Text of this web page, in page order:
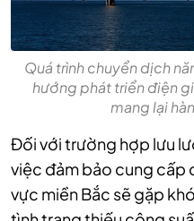
Quá trình chuyển dịch
hướng phát triển điện
mang lại
Đối với trường hợp lưu
việc đảm bảo cung cấp
vực miền Bắc sẽ gặp